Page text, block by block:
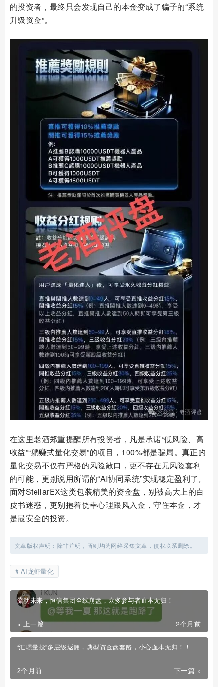
的投资者，最终只会发现自己的本金变成了骗子的“系统
升级资金”。
在这里老酒郑重提醒所有投资者，凡是承诺“低风险、高
收益”“躺赚式量化交易”的项目，100%都是骗局。真正的
量化交易不仅有严格的风险敞口，更不存在无风险套利
的可能，更别说用所谓的“AI协同系统”实现稳定盈利了。
面对StellarEX这类包装精美的资金盘，别被高大上的白
皮书迷惑，更别抱着侥幸心理跟风入金，守住本金，才
是最安全的投资。
文章版权声明：除非注明，否则均为网络采集文章，侵权联系删除。
AI龙虾量化
流动未来，恒信集团全线崩盘，众多参与者血本无归！
« 上一篇 2个月前
“汇璟量投”多层级返佣，典型资金盘套路，小心血本无归！！
下一篇 »
2个月前